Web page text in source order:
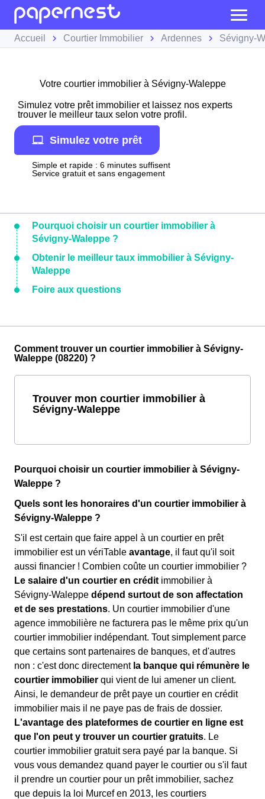
Accueil Courtier Immobilier Ardennes Sévigny-
Votre courtier immobilier à Sévigny-Waleppe
Simulez votre prêt immobilier et laissez nos experts
trouver le meilleur taux selon votre profil.
Simulez votre prêt
Simple et rapide : 6 minutes suffisent
Service gratuit et sans engagement
Pourquoi choisir un courtier immobilier à
Sévigny-Waleppe ?
Obtenir le meilleur taux immobilier à Sévigny-
Waleppe
Foire aux questions
Comment trouver un courtier immobilier à Sévigny-
Waleppe (08220) ?
Trouver mon courtier immobilier à
Sévigny-Waleppe
Pourquoi choisir un courtier immobilier à Sévigny-
Waleppe ?
Quels sont les honoraires d'un courtier immobilier à
Sévigny-Waleppe ?
S'il est certain que faire appel à un courtier en prêt
immobilier est un vériTable avantage, il faut qu'il soit
aussi financier ! Combien coûte un courtier immobilier ?
Le salaire d'un courtier en crédit immobilier à
Sévigny-Waleppe dépend surtout de son affectation
et de ses prestations. Un courtier immobilier d'une
agence immobilière ne facturera pas le même prix qu'un
courtier immobilier indépendant. Tout simplement parce
que certains sont partenaires de banques, et d'autres
non : c'est donc directement la banque qui rémunère le
courtier immobilier qui vient de lui amener un client.
Ainsi, le demandeur de prêt paye un courtier en crédit
immobilier mais il ne paye pas de frais de dossier.
L'avantage des plateformes de courtier en ligne est
que l'on peut y trouver un courtier gratuits. Le
courtier immobilier gratuit sera payé par la banque. Si
vous vous demandez quand payer le courtier ou s'il faut
il prendre un courtier pour un prêt immobilier, sachez
que depuis la loi Murcef en 2013, les courtiers